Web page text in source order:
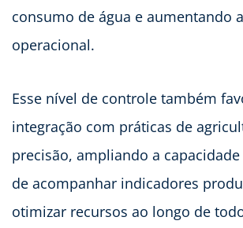
consumo de água e aumentando
operacional.
Esse nível de controle também
integração com práticas de
precisão, ampliando a
de acompanhar indicadores
otimizar recursos ao longo de